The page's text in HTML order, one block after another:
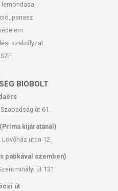
lemondása
panasz
szabályzat
BIOBOLT
út 61.
kijáratánál)
Lövőház utca 12.
patikával szemben)
út 131.
út